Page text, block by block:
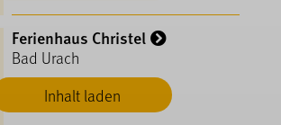
Inhalt laden
Ferienhaus Christel
Bad Urach